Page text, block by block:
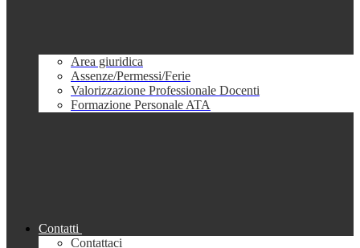
Area giuridica
Assenze/Permessi/Ferie
Valorizzazione Professionale Docenti
Formazione Personale ATA
Contatti
Contattaci